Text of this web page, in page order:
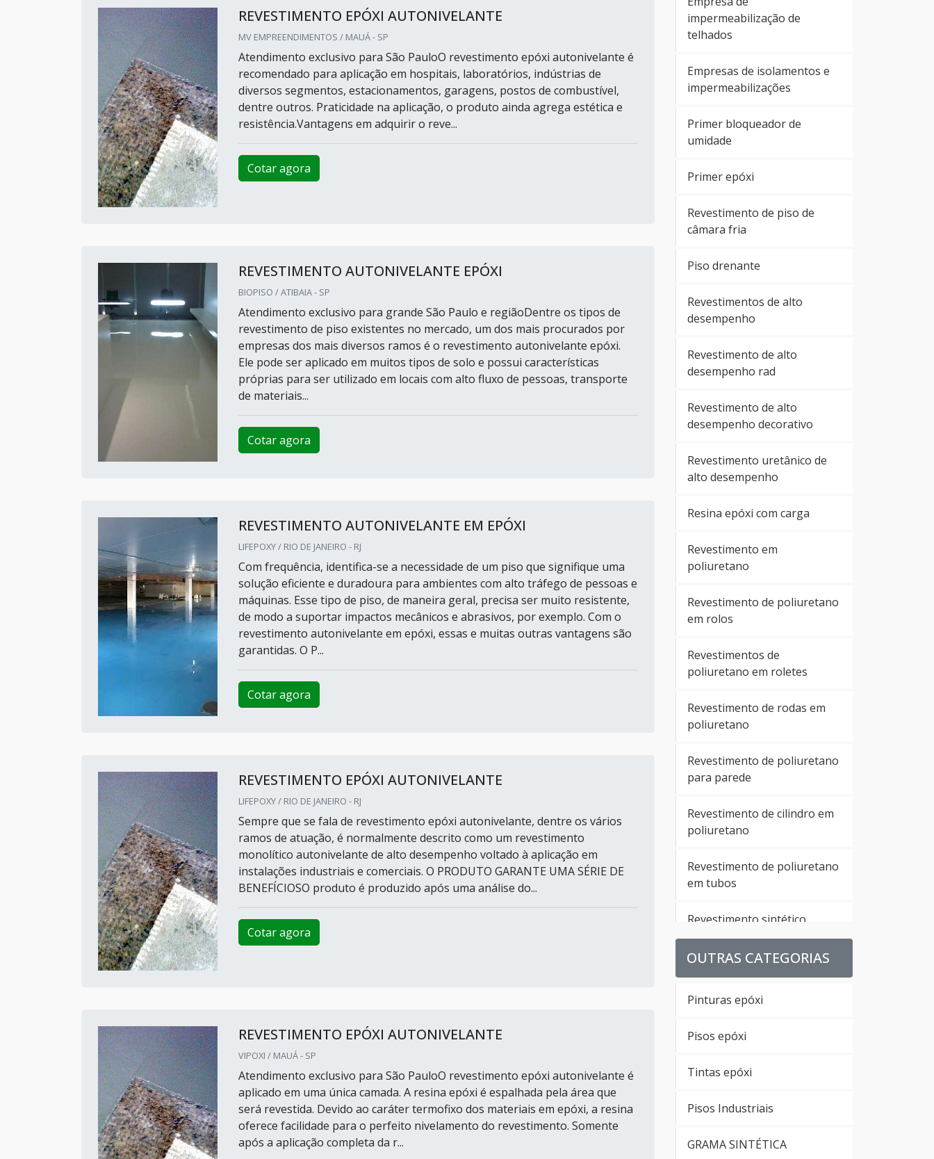
REVESTIMENTO EPÓXI AUTONIVELANTE
MV EMPREENDIMENTOS / MAUÁ - SP
Atendimento exclusivo para São PauloO revestimento epóxi autonivelante é
recomendado para aplicação em hospitais, laboratórios, indústrias de
diversos segmentos, estacionamentos, garagens, postos de combustível,
dentre outros. Praticidade na aplicação, o produto ainda agrega estética e
resistência.Vantagens em adquirir o reve...
Cotar agora
REVESTIMENTO AUTONIVELANTE EPÓXI
BIOPISO / ATIBAIA - SP
Atendimento exclusivo para grande São Paulo e regiãoDentre os tipos de
revestimento de piso existentes no mercado, um dos mais procurados por
empresas dos mais diversos ramos é o revestimento autonivelante epóxi.
Ele pode ser aplicado em muitos tipos de solo e possui características
próprias para ser utilizado em locais com alto fluxo de pessoas, transporte
de materiais...
Cotar agora
REVESTIMENTO AUTONIVELANTE EM EPÓXI
LIFEPOXY / RIO DE JANEIRO - RJ
Com frequência, identifica-se a necessidade de um piso que signifique uma
solução eficiente e duradoura para ambientes com alto tráfego de pessoas e
máquinas. Esse tipo de piso, de maneira geral, precisa ser muito resistente,
de modo a suportar impactos mecânicos e abrasivos, por exemplo. Com o
revestimento autonivelante em epóxi, essas e muitas outras vantagens são
garantidas. O P...
Cotar agora
REVESTIMENTO EPÓXI AUTONIVELANTE
LIFEPOXY / RIO DE JANEIRO - RJ
Sempre que se fala de revestimento epóxi autonivelante, dentre os vários
ramos de atuação, é normalmente descrito como um revestimento
monolítico autonivelante de alto desempenho voltado à aplicação em
instalações industriais e comerciais. O PRODUTO GARANTE UMA SÉRIE DE
BENEFÍCIOSO produto é produzido após uma análise do...
Cotar agora
REVESTIMENTO EPÓXI AUTONIVELANTE
VIPOXI / MAUÁ - SP
Atendimento exclusivo para São PauloO revestimento epóxi autonivelante é
aplicado em uma única camada. A resina epóxi é espalhada pela área que
será revestida. Devido ao caráter termofixo dos materiais em epóxi, a resina
oferece facilidade para o perfeito nivelamento do revestimento. Somente
após a aplicação completa da r...
impermeabilização de
telhados
Empresas de isolamentos e
impermeabilizações
Primer bloqueador de
umidade
Primer epóxi
Revestimento de piso de
câmara fria
Piso drenante
Revestimentos de alto
desempenho
Revestimento de alto
desempenho rad
Revestimento de alto
desempenho decorativo
Revestimento uretânico de
alto desempenho
Resina epóxi com carga
Revestimento em
poliuretano
Revestimento de poliuretano
em rolos
Revestimentos de
poliuretano em roletes
Revestimento de rodas em
poliuretano
Revestimento de poliuretano
para parede
Revestimento de cilindro em
poliuretano
Revestimento de poliuretano
em tubos
Revestimento sintético
poliuretano
poliuretano para pisos
Revestimento uretano
Empresa de revestimento
OUTRAS CATEGORIAS
Pinturas epóxi
Pisos epóxi
Tintas epóxi
Pisos Industriais
GRAMA SINTÉTICA